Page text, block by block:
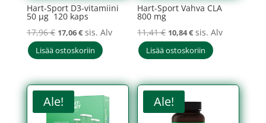
Hart-Sport D3-vitamiini
50 µg 120 kaps
17,96€ Alkuperäinen
hinta
oli:
17,96 €.
17,06€Nykyinen
hinta
on:
17,06 €.
sis. Alv
Lisää ostoskoriin
Hart-Sport Vahva CLA
800 mg
11,41€ Alkuperäinen
hinta
oli:
11,41 €.
10,84€Nykyinen
hinta
on:
10,84 €.
sis. Alv
Lisää ostoskoriin
Ale! Ale!